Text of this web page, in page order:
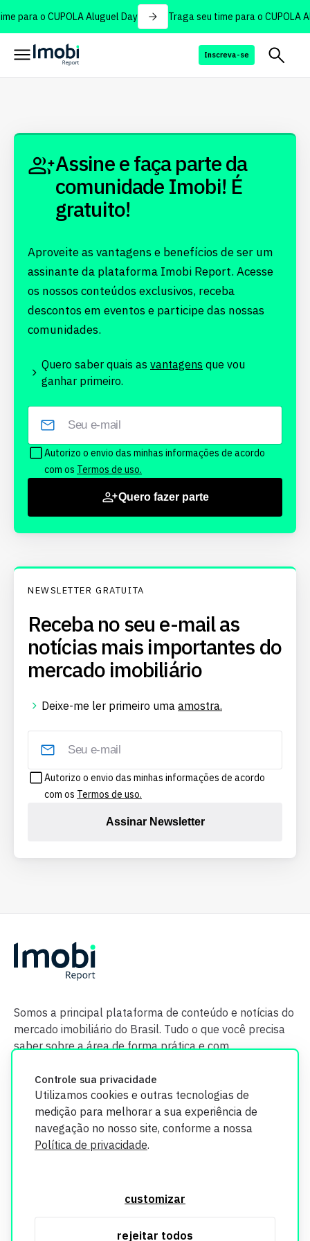
para o CUPOLA Aluguel Day Traga seu time para o CUPOLA
Inscreva-se
Controle sua privacidade
Utilizamos cookies e outras tecnologias de
medição para melhorar a sua experiência de
navegação no nosso site, conforme a nossa
Política de privacidade.
customizar
rejeitar todos
Assine e faça parte da
comunidade Imobi! É
gratuito!
Aproveite as vantagens e benefícios de ser um
assinante da plataforma Imobi Report. Acesse
os nossos conteúdos exclusivos, receba
descontos em eventos e participe das nossas
comunidades.
Quero saber quais as vantagens que vou
ganhar primeiro.
Autorizo o envio das minhas informações de acordo
com os Termos de uso.
Quero fazer parte
NEWSLETTER GRATUITA
Receba no seu e-mail as
notícias mais importantes do
mercado imobiliário
Deixe-me ler primeiro uma amostra.
Autorizo o envio das minhas informações de acordo
com os Termos de uso.
Assinar Newsletter
Somos a principal plataforma de conteúdo e notícias do
mercado imobiliário do Brasil. Tudo o que você precisa
saber sobre a área de forma prática e com
segurança. Todos os dados coletados em nosso site são
utilizados exclusivamente para fins de aprimoramento de
informações, consulte nossa Política de Privacidade.